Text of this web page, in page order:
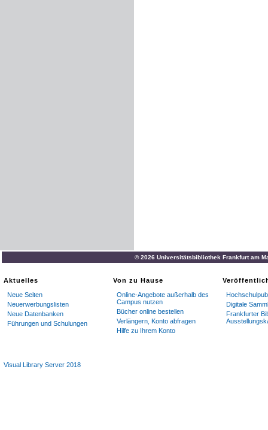
© 2026 Universitätsbibliothek Frankfurt am
Aktuelles
Neue Seiten
Neuerwerbungslisten
Neue Datenbanken
Führungen und Schulungen
Von zu Hause
Online-Angebote außerhalb des
Campus nutzen
Bücher online bestellen
Verlängern, Konto abfragen
Hilfe zu Ihrem Konto
Digitale
Frankfurter
Visual Library Server 2018